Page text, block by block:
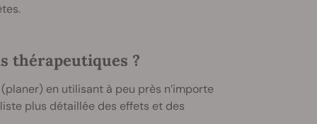
thérapeutiques ?
en utilisant à peu près n’importe
plus détaillée des effets et des